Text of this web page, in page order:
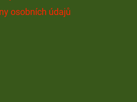
osobních údajů